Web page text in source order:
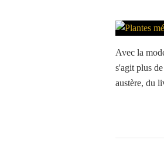
Avec la
s'agit plus
austère, du